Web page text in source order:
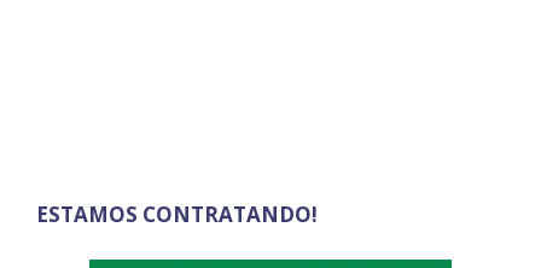
ESTAMOS CONTRATANDO!